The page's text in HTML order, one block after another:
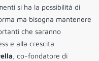
si ha la possibilità di
ma bisogna mantenere
che saranno
e alla crescita
, co-fondatore di